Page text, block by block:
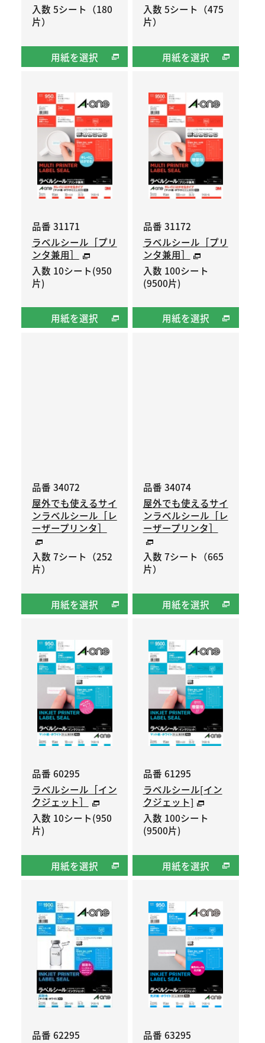
入数 5シート（180
片）
用紙を選択
入数 5シート（475
片）
用紙を選択
品番 31171
ラベルシール［プリ
ンタ兼用］
入数 10シート(950
片)
用紙を選択
品番 31172
ラベルシール［プリ
ンタ兼用］
入数 100シート
(9500片)
用紙を選択
品番 34072
屋外でも使えるサイ
ンラベルシール［レ
ーザープリンタ］
入数 7シート（252
片）
用紙を選択
品番 34074
屋外でも使えるサイ
ンラベルシール［レ
ーザープリンタ］
入数 7シート（665
片）
用紙を選択
品番 60295
ラベルシール［イン
クジェット］
入数 10シート(950
片)
用紙を選択
品番 61295
ラベルシール[イン
クジェット]
入数 100シート
(9500片)
用紙を選択
品番 62295
品番 63295